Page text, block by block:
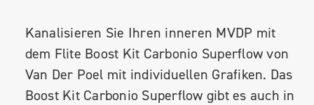
Kanalisieren Sie Ihren inneren MVDP mit
dem Flite Boost Kit Carbonio Superflow von
Van Der Poel mit individuellen Grafiken. Das
Boost Kit Carbonio Superflow gibt es auch in